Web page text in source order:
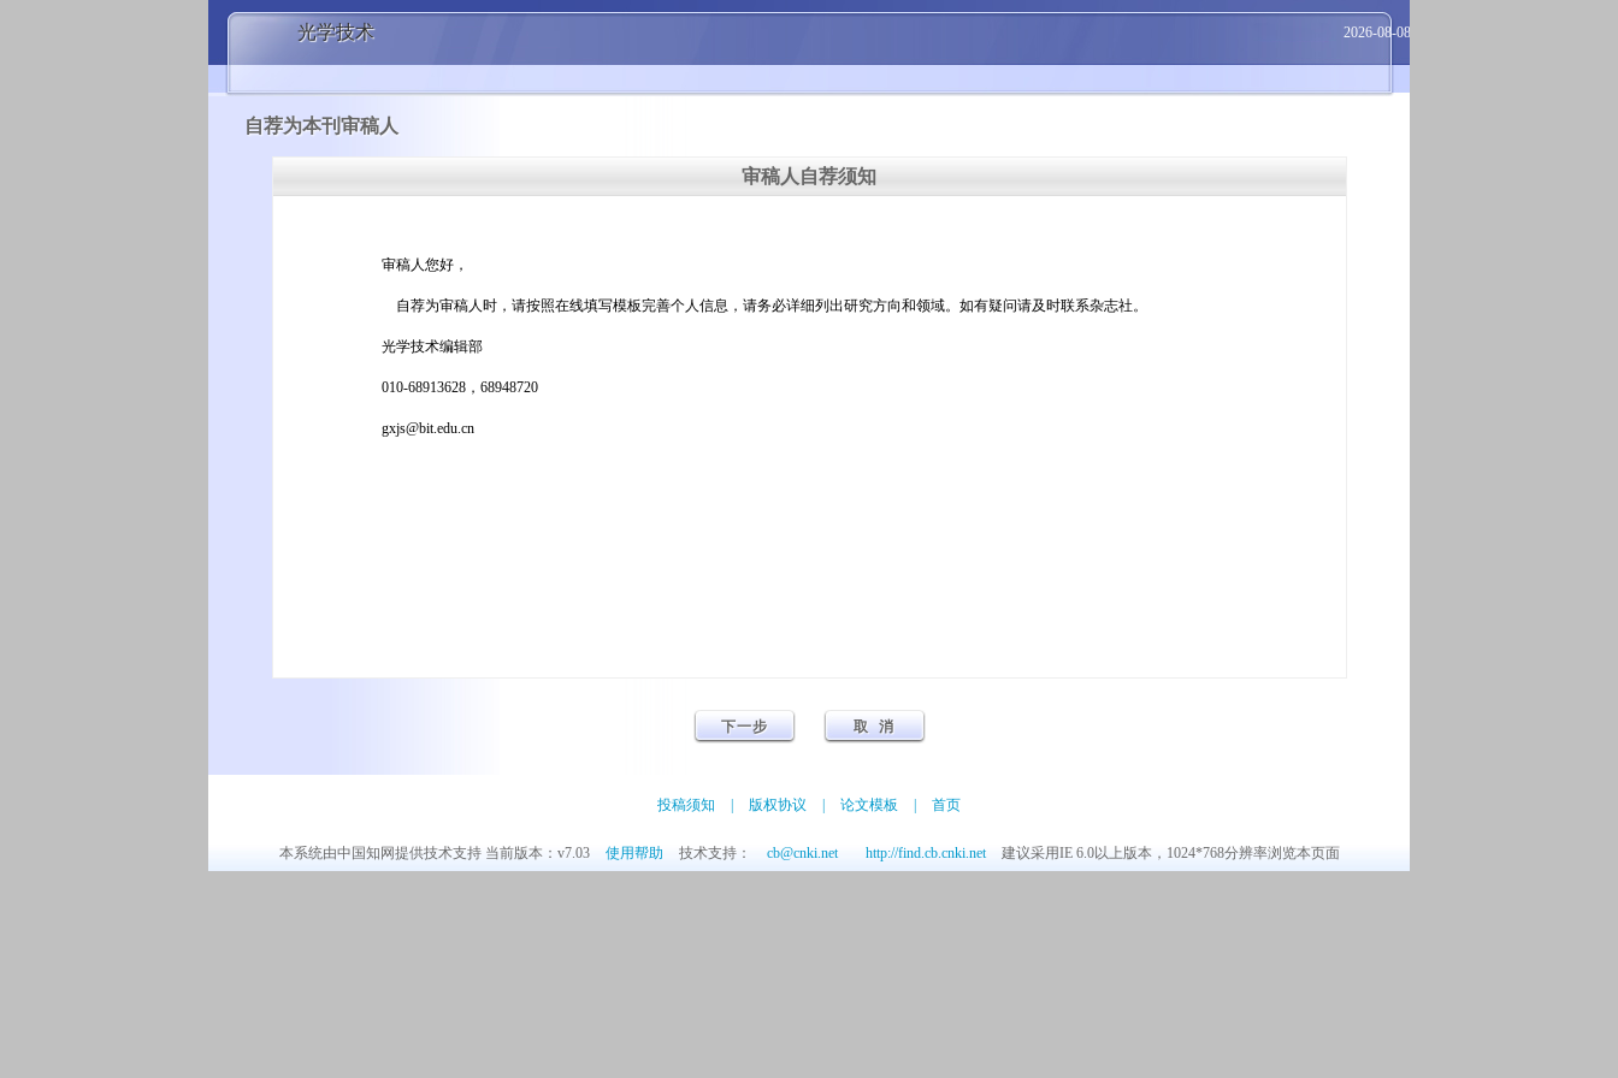
光学技术 2026-08-08
自荐为本刊审稿人
审稿人自荐须知
审稿人您好，
自荐为审稿人时，请按照在线填写模板完善个人信息，请务必详细列出研究方向和领域。如有疑问请及时联系杂志社。
光学技术编辑部
010-68913628，68948720
gxjs@bit.edu.cn
投稿须知 版权协议 论文模板 首页
本系统由中国知网提供技术支持 当前版本：v7.03 使用帮助 技术支持： cb@cnki.net http://find.cb.cnki.net 建议采用IE 6.0以上版本，1024*768分辨率浏览本页面